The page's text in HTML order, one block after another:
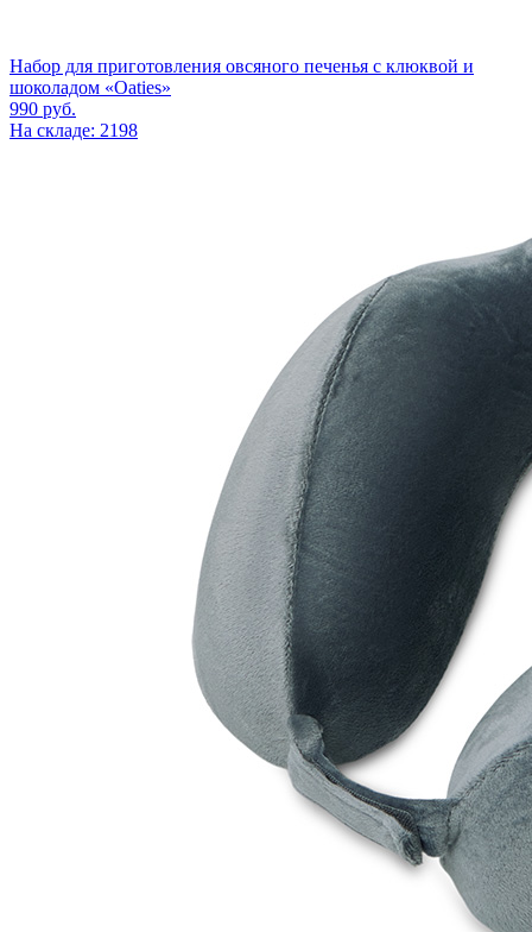
Набор для приготовления овсяного печенья с клюквой и
шоколадом «Oaties»
990 руб.
На складе: 2198